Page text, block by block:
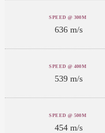
SPEED @ 300M
636 m/s
SPEED @ 400M
539 m/s
SPEED @ 500M
454 m/s